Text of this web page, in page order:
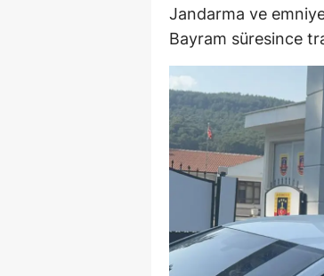
Jandarma ve
Bayram süresince